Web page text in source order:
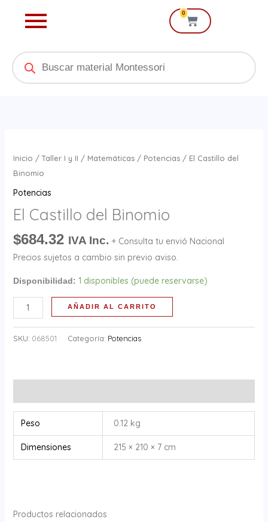
0
Cart
Products
search
Inicio /Taller I y II / Matemáticas/ Potencias/ El Castillo del
Binomio
Potencias
El Castillo del Binomio
$684.32 IVA Inc. + Consulta tu envió Nacional
Precios sujetos a cambio sin previo aviso.
Disponibilidad: 1 disponibles (puede reservarse)
Castillo
del
AÑADIR AL CARRITO
SKU: 068501 Categoría: Potencias
Peso 0.12 kg
Dimensiones 215 × 210 × 7 cm
Productos relacionados